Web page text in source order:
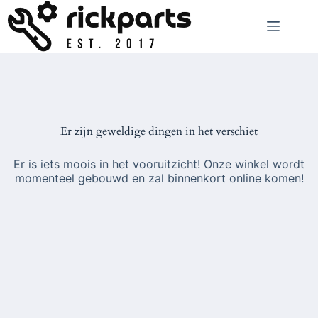
naar
de
inhoud
Er zijn geweldige dingen in het verschiet
Er is iets moois in het vooruitzicht! Onze winkel wordt
momenteel gebouwd en zal binnenkort online komen!